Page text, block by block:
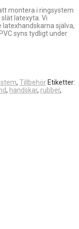
montera i ringsystem
latexyta. Vi
själva,
syns tydligt under
, Tillbehör Etiketter:
, handskar, rubber,